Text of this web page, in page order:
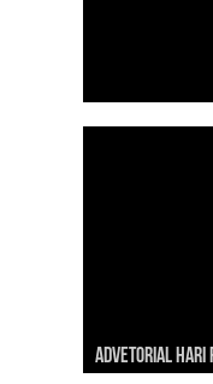
Lebih Kuat’
Advetorial Hari
Tahun 2019